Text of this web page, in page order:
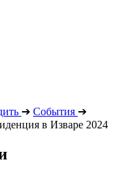
➔ События ➔
в Изваре 2024